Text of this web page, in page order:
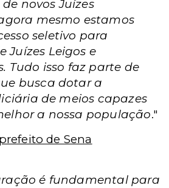
novos Juízes
mesmo estamos
seletivo para
Juízes Leigos e
Tudo isso faz parte de
busca dotar a
de meios capazes
a nossa população."
de Sena
é fundamental para